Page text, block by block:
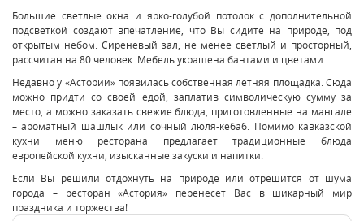
Большие светлые окна и ярко-голубой потолок с дополнительной
подсветкой создают впечатление, что Вы сидите на природе, под
открытым небом. Сиреневый зал, не менее светлый и просторный,
рассчитан на 80 человек. Мебель украшена бантами и цветами.
Недавно у «Астории» появилась собственная летняя площадка. Сюда
можно придти со своей едой, заплатив символическую сумму за
место, а можно заказать свежие блюда, приготовленные на мангале
– ароматный шашлык или сочный люля-кебаб. Помимо кавказской
кухни меню ресторана предлагает традиционные блюда
европейской кухни, изысканные закуски и напитки.
Если Вы решили отдохнуть на природе или отрешится от шума
города – ресторан «Астория» перенесет Вас в шикарный мир
праздника и торжества!